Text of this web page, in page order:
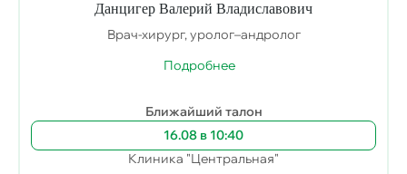
Данцигер Валерий Владиславович
Врач-хирург, уролог–андролог
Подробнее
Ближайший талон
16.08 в 10:40
Клиника "Центральная"